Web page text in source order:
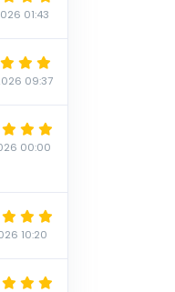
01:43
09:37
00:00
10:20